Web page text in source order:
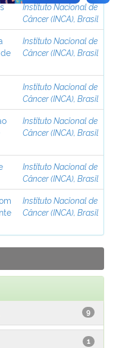
Instituto Nacional de
Câncer (INCA), Brasil
Instituto Nacional de
Câncer (INCA), Brasil
Instituto Nacional de
Câncer (INCA), Brasil
Instituto Nacional de
Câncer (INCA), Brasil
Instituto Nacional de
Câncer (INCA), Brasil
Instituto Nacional de
Câncer (INCA), Brasil
9
1